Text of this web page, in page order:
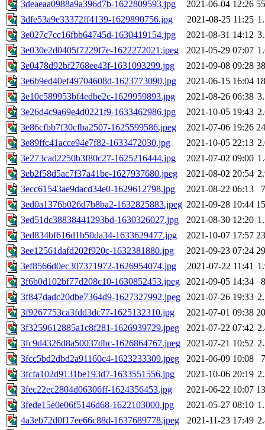
3deaeaa0988a9a396d7b-1622809593.jpg
2021-06-04 12:26
3dfe53a9e33372ff4139-1629890756.jpg
2021-08-25 11:25
3e027c7cc16fbb64745d-1630419154.jpg
2021-08-31 14:12
3e030e2d0405f7229f7e-1622272021.jpeg
2021-05-29 07:07
3e0478d92bf2768ee43f-1631093299.jpg
2021-09-08 09:28
3e6b9ed40ef49704608d-1623773090.jpg
2021-06-15 16:04
3e10c589953bf4edbe2c-1629959893.jpg
2021-08-26 06:38
3e26d4c9a69e4d0221f9-1633462986.jpg
2021-10-05 19:43
3e86cfbb7f30cfba2507-1625599586.jpeg
2021-07-06 19:26
3e89ffc41acce94e7f82-1633472030.jpg
2021-10-05 22:13
3e273cad2250b3f80c27-1625216444.jpg
2021-07-02 09:00
3eb2f58d5ac7f37a41be-1627937680.jpeg
2021-08-02 20:54
3ecc61543ae9dacd34e0-1629612798.jpg
2021-08-22 06:13
3ed0a1376b026d7b8ba2-1632825883.jpeg 2021-09-28 10:44
3ed51dc38838441293bd-1630326027.jpg
2021-08-30 12:20
3ed834bf616d1b50da34-1633629477.jpg
2021-10-07 17:57
3ee12561dafd202f920c-1632381880.jpg
2021-09-23 07:24
3ef8566d0ec307371972-1626954074.jpg
2021-07-22 11:41
3f6b0d102bf77d208c10-1630852453.jpeg
2021-09-05 14:34
3f847dadc20dbe7364d9-1627327992.jpeg 2021-07-26 19:33
3f9267753ca3fdd3dc77-1625132310.jpg
2021-07-01 09:38
3f3259612885a1c8f281-1626939729.jpeg
2021-07-22 07:42
3fc9d4326d8a50037dbc-1626864767.jpeg 2021-07-21 10:52
3fcc5bd2dbd2a91160c4-1623233309.jpeg
2021-06-09 10:08
3fcfa102d9131be193d7-1633551556.jpg
2021-10-06 20:19
3fec22ec2804d06306ff-1624356453.jpg
2021-06-22 10:07
3fede15e0e06f5146d68-1622103000.jpg
2021-05-27 08:10
4a3eb72d0f17ee66c88d-1637689778.jpeg
2021-11-23 17:49